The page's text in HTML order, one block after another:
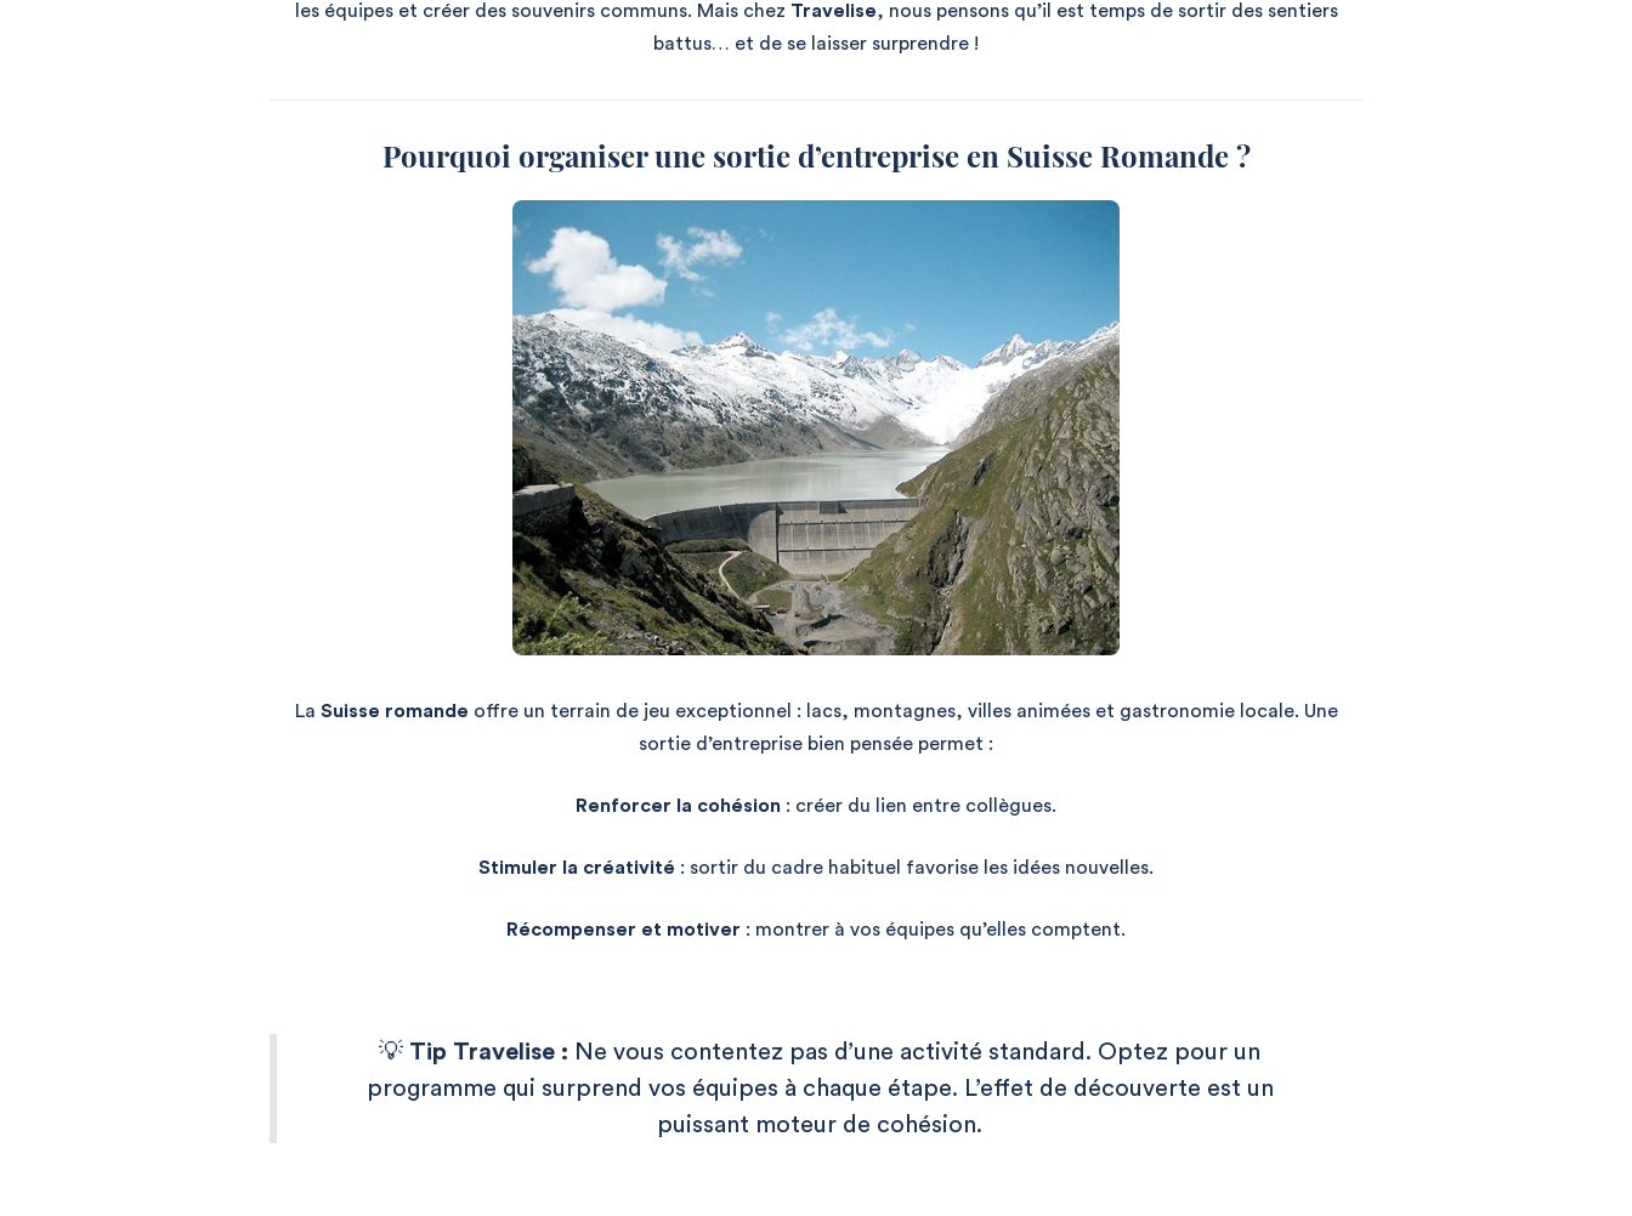
les équipes et créer des souvenirs communs. Mais chez Travelise, nous pensons qu’il est temps de sortir des sentiers
battus… et de se laisser surprendre !
Pourquoi organiser une sortie d’entreprise en Suisse Romande ?
La Suisse romande offre un terrain de jeu exceptionnel : lacs, montagnes, villes animées et gastronomie locale. Une
sortie d’entreprise bien pensée permet :
Renforcer la cohésion : créer du lien entre collègues.
Stimuler la créativité : sortir du cadre habituel favorise les idées nouvelles.
Récompenser et motiver : montrer à vos équipes qu’elles comptent.
💡 Tip Travelise : Ne vous contentez pas d’une activité standard. Optez pour un
programme qui surprend vos équipes à chaque étape. L’effet de découverte est un
puissant moteur de cohésion.